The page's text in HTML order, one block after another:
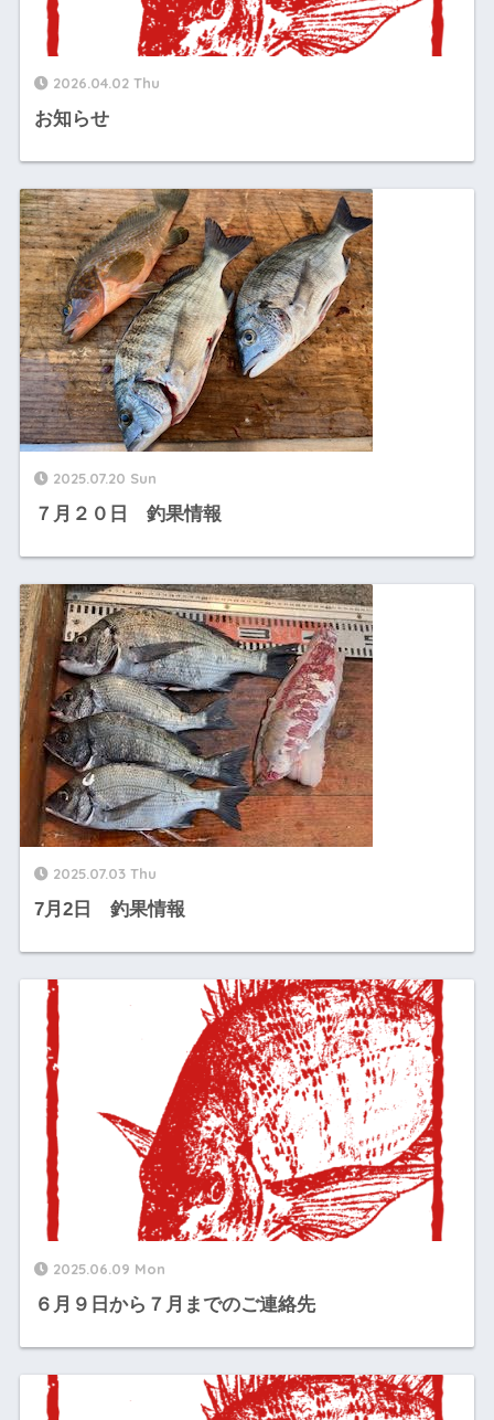
2026.04.02 Thu
お知らせ
2025.07.20 Sun
７月２０日 釣果情報
2025.07.03 Thu
7月2日 釣果情報
2025.06.09 Mon
６月９日から７月までのご連絡先